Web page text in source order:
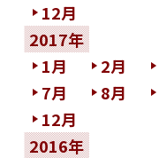
12月
2017年
1月
2月
7月
8月
12月
2016年